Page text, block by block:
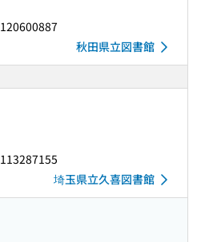
120600887
秋田県立図書館
113287155
埼玉県立久喜図書館